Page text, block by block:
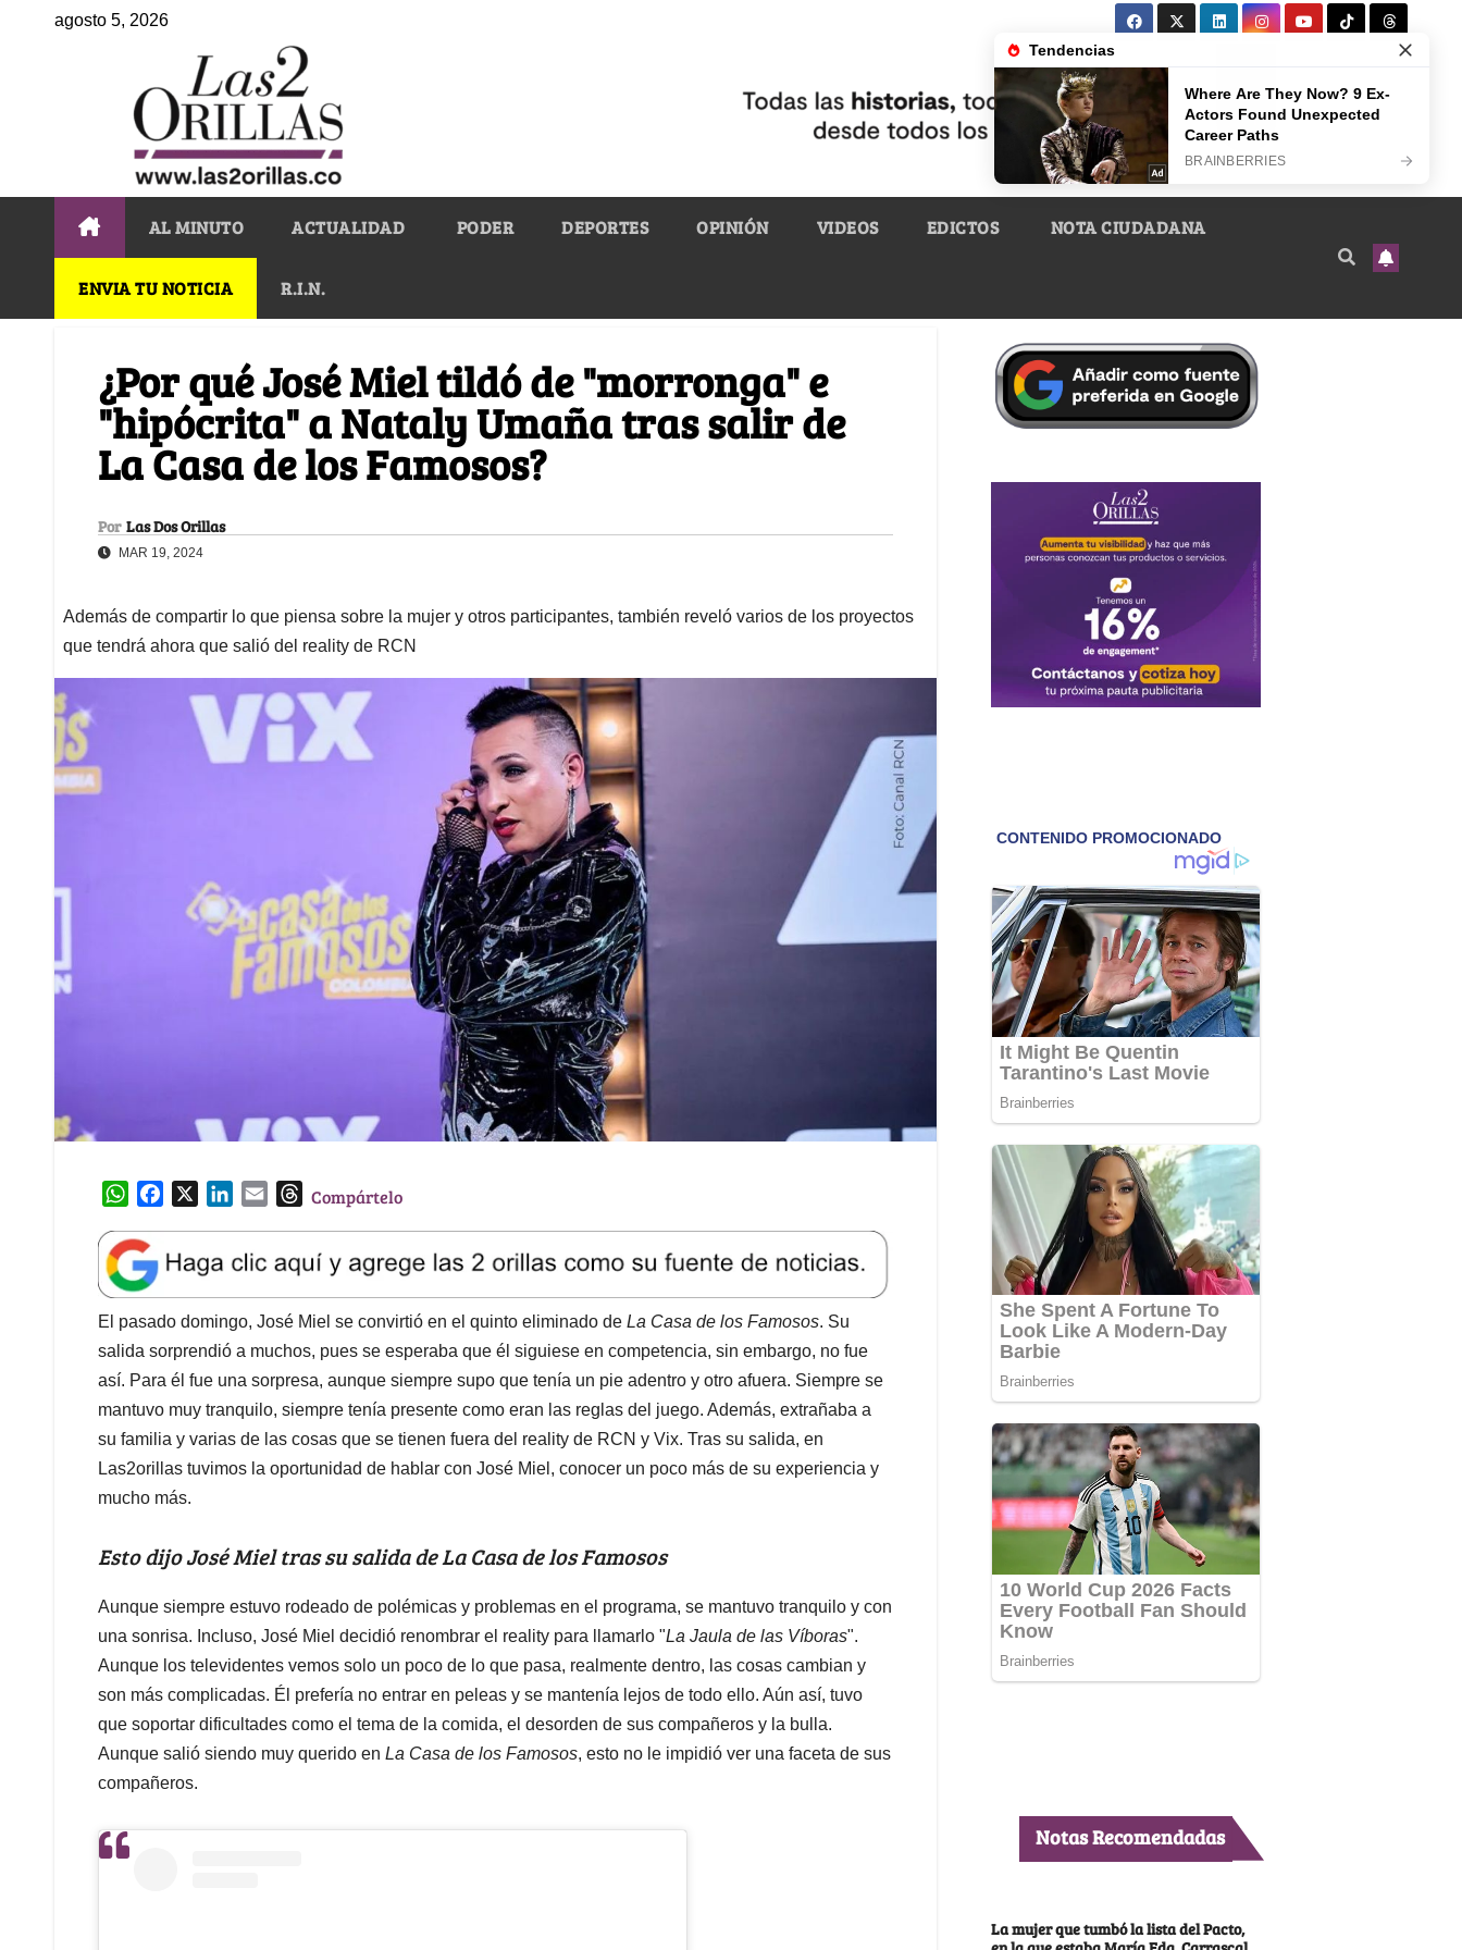
agosto 5, 2026
AL MINUTO ACTUALIDAD PODER DEPORTES OPINIÓN VIDEOS EDICTOS NOTA CIUDADANA
ENVIA TU NOTICIA R.I.N.
¿Por qué José Miel tildó de "morronga" e
"hipócrita" a Nataly Umaña tras salir de
La Casa de los Famosos?
Por Las Dos Orillas
MAR 19, 2024
Además de compartir lo que piensa sobre la mujer y otros participantes, también reveló varios de los proyectos
que tendrá ahora que salió del reality de RCN
W
a
t
s
A
p
p
e
b
o
o
k
k
e
d
I
n
l
T
e
a
d
s
Compártelo
El pasado domingo, José Miel se convirtió en el quinto eliminado de La Casa de los Famosos. Su
salida sorprendió a muchos, pues se esperaba que él siguiese en competencia, sin embargo, no fue
así. Para él fue una sorpresa, aunque siempre supo que tenía un pie adentro y otro afuera. Siempre se
mantuvo muy tranquilo, siempre tenía presente como eran las reglas del juego. Además, extrañaba a
su familia y varias de las cosas que se tienen fuera del reality de RCN y Vix. Tras su salida, en
Las2orillas tuvimos la oportunidad de hablar con José Miel, conocer un poco más de su experiencia y
mucho más.
Esto dijo José Miel tras su salida de La Casa de los Famosos
Aunque siempre estuvo rodeado de polémicas y problemas en el programa, se mantuvo tranquilo y con
una sonrisa. Incluso, José Miel decidió renombrar el reality para llamarlo "La Jaula de las Víboras".
Aunque los televidentes vemos solo un poco de lo que pasa, realmente dentro, las cosas cambian y
son más complicadas. Él prefería no entrar en peleas y se mantenía lejos de todo ello. Aún así, tuvo
que soportar dificultades como el tema de la comida, el desorden de sus compañeros y la bulla.
Aunque salió siendo muy querido en La Casa de los Famosos, esto no le impidió ver una faceta de sus
compañeros.
Notas Recomendadas
La mujer que tumbó la lista del Pacto,